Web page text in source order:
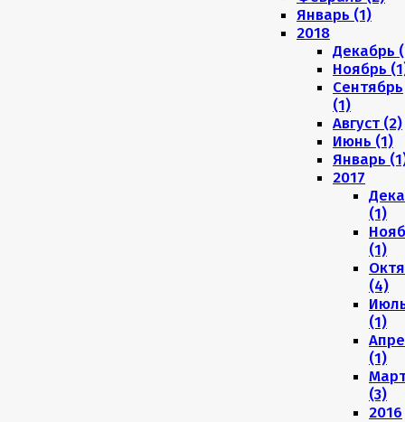
Январь (1)
2018
Декабрь
Ноябрь
Сентябрь
(1)
Август (2)
Июнь (1)
Январь
2017
(1)
(1)
(4)
(1)
(1)
(3)
2016